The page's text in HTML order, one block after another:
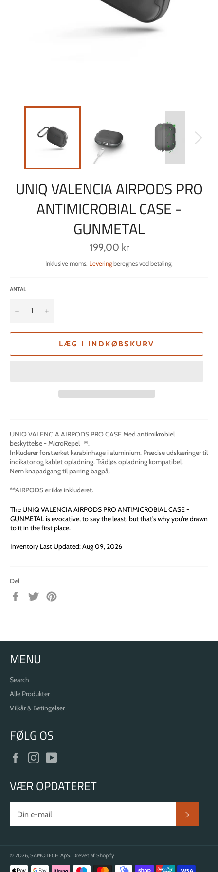
UNIQ VALENCIA AIRPODS PRO
ANTIMICROBIAL CASE -
GUNMETAL
Normalpris
199,00 kr
Inklusive moms. Leveringberegnes ved betaling.
ANTAL
− +
LÆG I INDKØBSKURV
UNIQ VALENCIA AIRPODS PRO CASE Med antimikrobiel
beskyttelse - MicroRepel ™.
Inkluderer forstærket karabinhage i aluminium. Præcise udskæringer til
indikator og kablet opladning. Trådløs opladning kompatibel.
Nem knapadgang til parring bagpå.
**AIRPODS er ikke inkluderet.
The UNIQ VALENCIA AIRPODS PRO ANTIMICROBIAL CASE -
GUNMETAL is evocative, to say the least, but that's why you're drawn
to it in the first place.
Inventory Last Updated: Aug 09, 2026
Del
Del
Tweet
MENU
Search
Alle Produkter
Vilkår & Betingelser
FØLG OS
FacebookInstagram
VÆR OPDATERET
© 2026, SAMOTECH ApS. Drevet af Shopify
Betalingsmetoder